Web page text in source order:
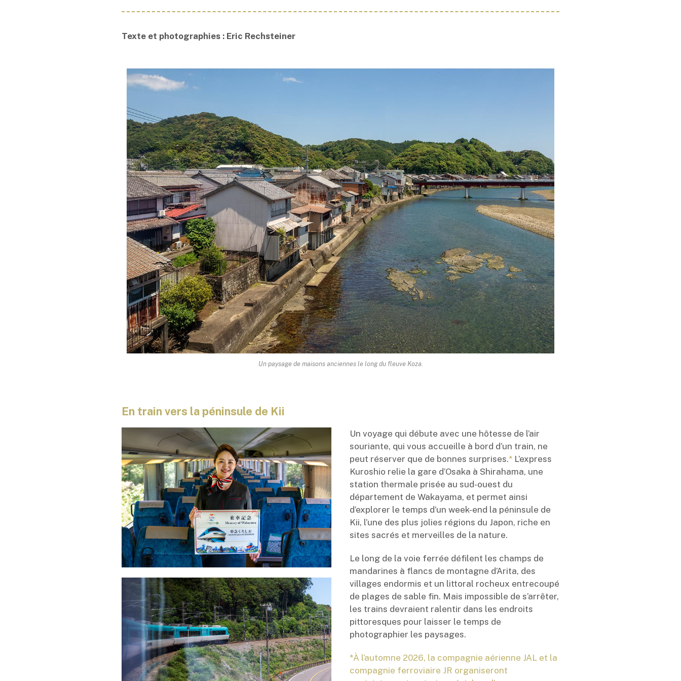
Texte et photographies : Eric Rechsteiner
Un paysage de maisons anciennes le long du fleuve Koza.
En train vers la péninsule de Kii
Un voyage qui débute avec une hôtesse de l’air
souriante, qui vous accueille à bord d’un train, ne
peut réserver que de bonnes surprises.* L’express
Kuroshio relie la gare d’Osaka à Shirahama, une
station thermale prisée au sud-ouest du
département de Wakayama, et permet ainsi
d’explorer le temps d’un week-end la péninsule de
Kii, l’une des plus jolies régions du Japon, riche en
sites sacrés et merveilles de la nature.
Le long de la voie ferrée défilent les champs de
mandarines à flancs de montagne d’Arita, des
villages endormis et un littoral rocheux entrecoupé
de plages de sable fin. Mais impossible de s’arrêter,
les trains devraient ralentir dans les endroits
pittoresques pour laisser le temps de
photographier les paysages.
*À l’automne 2026, la compagnie aérienne JAL et la
compagnie ferroviaire JR organiseront